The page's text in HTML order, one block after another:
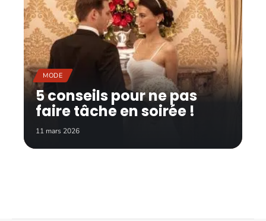
MODE
5 conseils pour ne pas
faire tâche en soirée !
11 mars 2026